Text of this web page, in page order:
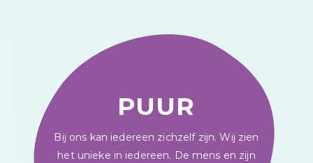
PUUR
Bij ons kan iedereen zichzelf zijn. Wij zien
het unieke in iedereen. De mens en zijn